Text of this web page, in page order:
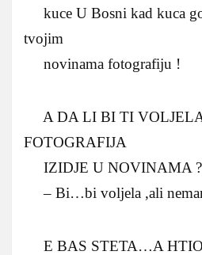
kuce U Bosni kad kuca
tvojim
novinama fotografiju !
A DA LI BI TI
FOTOGRAFIJA
IZIDJE U NOVINAMA ?
– Bi…bi voljela ,ali
E BAS STETA…A HTIO